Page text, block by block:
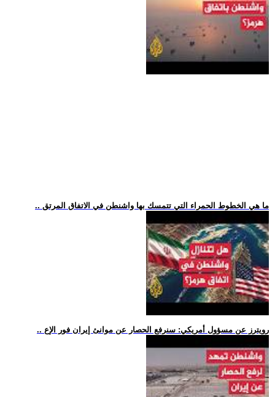
.. ما هي الخطوط الحمراء التي تتمسك بها واشنطن في الاتفاق المرتق
.. رويترز عن مسؤول أمريكي: سنرفع الحصار عن موانئ إيران فور الإع